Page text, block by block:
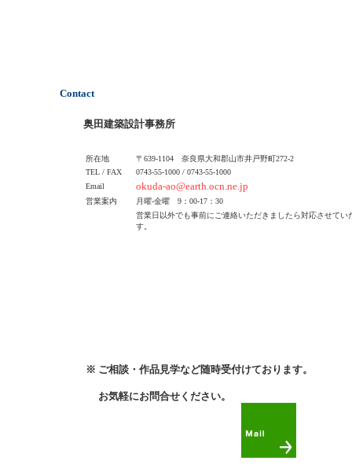
Contact
奥田建築設計事務所
所在地
〒639-1104 奈良県大和郡山市井戸野町272-2
TEL / FAX
0743-55-1000 / 0743-55-1000
Email
okuda-ao@earth.ocn.ne.jp
営業案内 月曜-金曜
9：00-17：30
営業日以外でも事前にご連絡いただきましたら対応させてい
す。
※ ご相談・作品見学など随時受付けております。
お気軽にお問合せください。